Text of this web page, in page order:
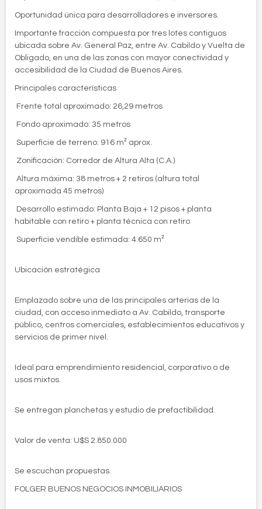
Oportunidad única para desarrolladores e inversores.
Importante fracción compuesta por tres lotes contiguos
ubicada sobre Av. General Paz, entre Av. Cabildo y Vuelta de
Obligado, en una de las zonas con mayor conectividad y
accesibilidad de la Ciudad de Buenos Aires.
Principales características
 Frente total aproximado: 26,29 metros
 Fondo aproximado: 35 metros
 Superficie de terreno: 916 m² aprox.
 Zonificación: Corredor de Altura Alta (C.A.)
 Altura máxima: 38 metros + 2 retiros (altura total
aproximada 45 metros)
 Desarrollo estimado: Planta Baja + 12 pisos + planta
habitable con retiro + planta técnica con retiro
 Superficie vendible estimada: 4.650 m²
Ubicación estratégica
Emplazado sobre una de las principales arterias de la
ciudad, con acceso inmediato a Av. Cabildo, transporte
público, centros comerciales, establecimientos educativos y
servicios de primer nivel.
Ideal para emprendimiento residencial, corporativo o de
usos mixtos.
Se entregan planchetas y estudio de prefactibilidad.
Valor de venta: U$S 2.850.000
Se escuchan propuestas.
FOLGER BUENOS NEGOCIOS INMOBILIARIOS